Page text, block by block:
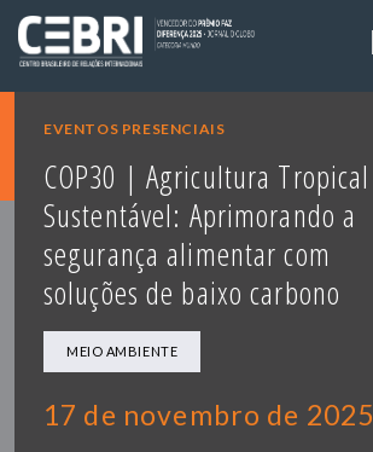
EVENTOS PRESENCIAIS
COP30 | Agricultura Tropical
Sustentável: Aprimorando a
segurança alimentar com
soluções de baixo carbono
MEIO AMBIENTE
17 de novembro de 2025